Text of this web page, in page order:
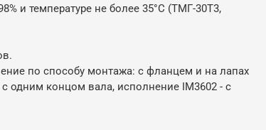
и температуре не более 35°С (ТМГ-30Т3,
по способу монтажа: с фланцем и на лапах
одним концом вала, исполнение IM3602 - с